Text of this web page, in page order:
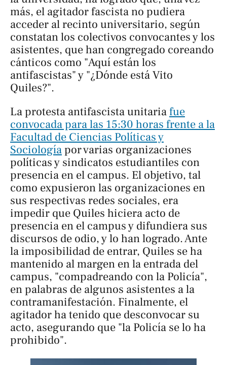
más, el agitador fascista no pudiera
acceder al recinto universitario, según
constatan los colectivos convocantes y los
asistentes, que han congregado coreando
cánticos como "Aquí están los
antifascistas" y "¿Dónde está Vito
Quiles?".
La protesta antifascista unitariafue
convocada para las 15:30 horas frente a la
Facultad de Ciencias Políticas y
Sociología por varias organizaciones
políticas y sindicatos estudiantiles con
presencia en el campus. El objetivo, tal
como expusieron las organizaciones en
sus respectivas redes sociales, era
impedir que Quiles hiciera acto de
presencia en el campus y difundiera sus
discursos de odio, y lo han logrado. Ante
la imposibilidad de entrar, Quiles se ha
mantenido al margen en la entrada del
campus, "compadreando con la Policía",
en palabras de algunos asistentes a la
contramanifestación. Finalmente, el
agitador ha tenido que desconvocar su
acto, asegurando que "la Policía se lo ha
prohibido".